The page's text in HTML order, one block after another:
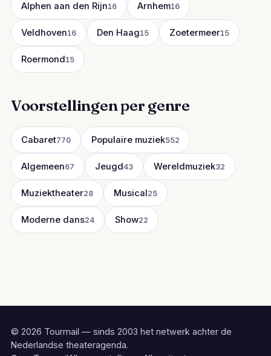
Alphen aan den Rijn16 Arnhem16
Veldhoven16 Den Haag15 Zoetermeer15
Roermond15
Voorstellingen per genre
Cabaret770 Populaire muziek552
Algemeen67 Jeugd43 Wereldmuziek32
Muziektheater28 Musical25
Moderne dans24 Show22
© 2026 Tourmail — sinds 2003 het netwerk achter de
Nederlandse theateragenda.